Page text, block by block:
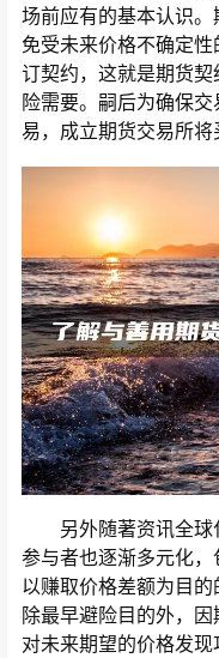
场前应有的基本认识
免受未来价格不确定
订契约，这就是期货
险需要。嗣后为确保
易，成立期货交易所将
另外随著资讯全球
参与者也逐渐多元化，
以赚取价格差额为目的
除最早避险目的外，
对未来期望的价格发